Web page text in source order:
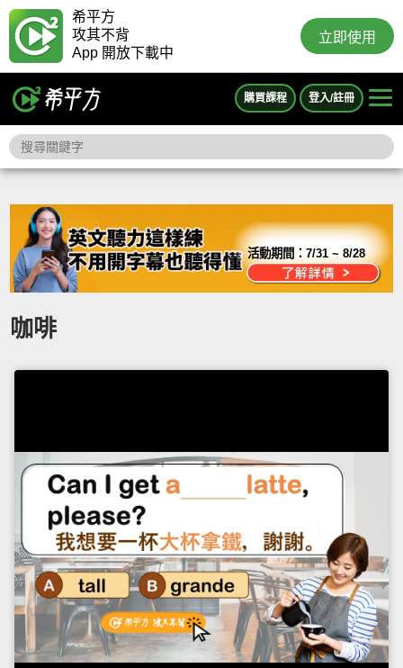
希平方
攻其不背
App 開放下載中
立即使用
購買課程 登入/註冊
活動期間：7/31 ~ 8/28
咖啡